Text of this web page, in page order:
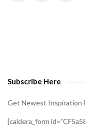
Subscribe Here
Get Newest Inspiration
[caldera_form